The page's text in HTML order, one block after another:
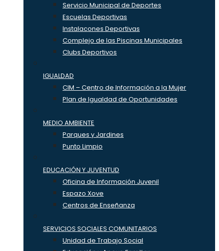
Servicio Municipal de Deportes
Escuelas Deportivas
Instalacones Deportivas
Complejo de las Piscinas Municipales
Clubs Deportivos
IGUALDAD
CIM – Centro de Información a la Mujer
Plan de Igualdad de Oportunidades
MEDIO AMBIENTE
Parques y Jardines
Punto Limpio
EDUCACIÓN Y JUVENTUD
Oficina de Información Juvenil
Espazo Xove
Centros de Enseñanza
SERVICIOS SOCIALES COMUNITARIOS
Unidad de Trabajo Social